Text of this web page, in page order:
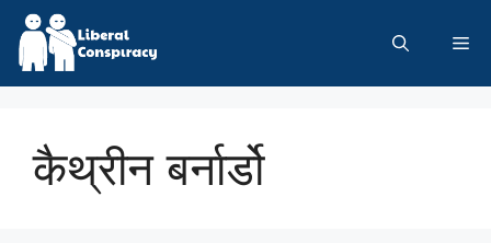
Skip
content
कैथ्रीन बर्नार्डो